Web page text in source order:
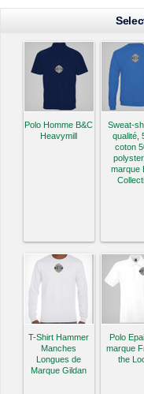
Polo Homme B&C
Heavymill
Sweat-
qualité,
coton
marque
T-Shirt Hammer
Manches
Longues de
Marque Gildan
Polo
marque
the